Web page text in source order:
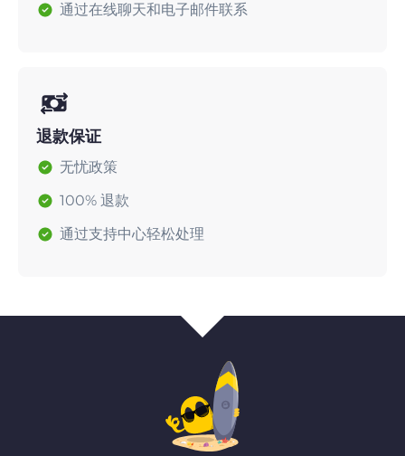
通过在线聊天和电子邮件联系
退款保证
无忧政策
100% 退款
通过支持中心轻松处理